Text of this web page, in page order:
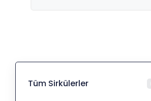
Tüm Sirkülerler